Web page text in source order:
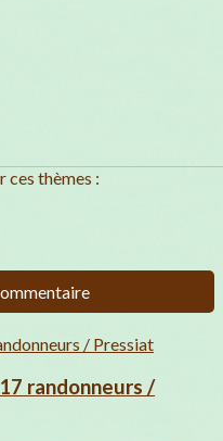
ces thèmes :
randonneurs /